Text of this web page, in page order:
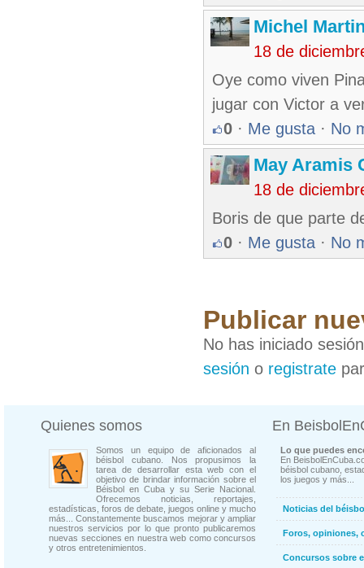
Michel
18 de
Oye como viven
jugar con Victor a
0 · Me gusta · No
May Aramis
18 de
Boris de que parte
0 · Me gusta · No
Publicar
No has iniciado
sesión o registrate
Quienes somos
Somos un equipo de aficionados al
béisbol cubano. Nos propusimos la
tarea de desarrollar esta web con el
objetivo de brindar información sobre el
Béisbol en Cuba y su Serie Nacional.
Ofrecemos noticias, reportajes,
estadísticas, foros de debate, juegos online y mucho
más... Constantemente buscamos mejorar y ampliar
nuestros servicios por lo que pronto publicaremos
nuevas secciones en nuestra web como concursos
y otros entretenimientos.
En
Lo que puedes
En
béisbol cubano,
los juegos y más...
Noticias del
Foros, opiniones,
Concursos sobre